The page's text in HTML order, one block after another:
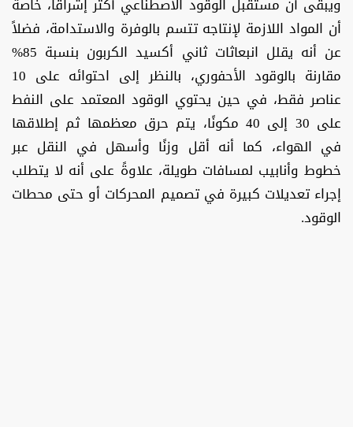
أن المواد اللازمة لإنتاجه تتسم بالوفرة والاستدامة، فضلاً
عن أنه يقلل انبعاثات ثاني أكسيد الكربون بنسبة 85%
مقارنة بالوقود الأحفوري، بالنظر إلى احتوائه على 10
عناصر فقط، في حين يحتوي الوقود المعتمد على النفط
على 30 إلى 40 مكونًا، يتم حرق معظمها ثم إطلاقها
في الهواء، كما أنه أقل وزنًا وأسهل في النقل عبر
خطوط وأنابيب لمسافات طويلة، علاوةً على أنه لا يتطلب
إجراء تعديلات كبيرة في تصميم المحركات أو حتى محطات
الوقود.